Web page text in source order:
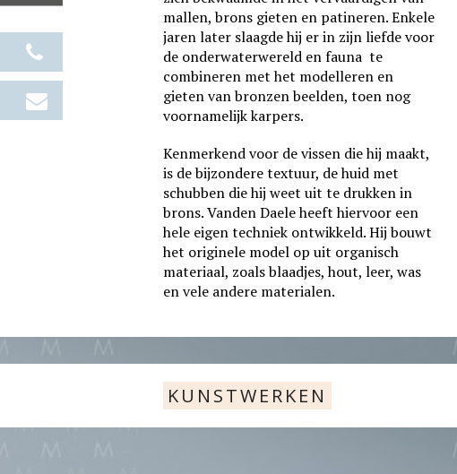
mallen, brons gieten en patineren. Enkele
jaren later slaagde hij er in zijn liefde voor
de onderwaterwereld en fauna te
combineren met het modelleren en
gieten van bronzen beelden, toen nog
voornamelijk karpers.
Kenmerkend voor de vissen die hij maakt,
is de bijzondere textuur, de huid met
schubben die hij weet uit te drukken in
brons. Vanden Daele heeft hiervoor een
hele eigen techniek ontwikkeld. Hij bouwt
het originele model op uit organisch
materiaal, zoals blaadjes, hout, leer, was
en vele andere materialen.
KUNSTWERKEN